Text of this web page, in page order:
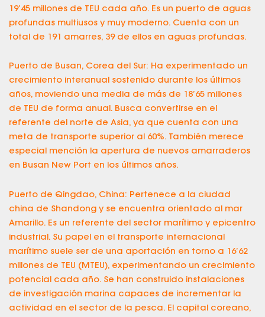
19’45 millones de TEU cada año. Es un puerto de aguas
profundas multiusos y muy moderno. Cuenta con un
total de 191 amarres, 39 de ellos en aguas profundas.
Puerto de Busan, Corea del Sur: Ha experimentado un
crecimiento interanual sostenido durante los últimos
años, moviendo una media de más de 18’65 millones
de TEU de forma anual. Busca convertirse en el
referente del norte de Asia, ya que cuenta con una
meta de transporte superior al 60%. También merece
especial mención la apertura de nuevos amarraderos
en Busan New Port en los últimos años.
Puerto de Qingdao, China: Pertenece a la ciudad
china de Shandong y se encuentra orientado al mar
Amarillo. Es un referente del sector marítimo y epicentro
industrial. Su papel en el transporte internacional
marítimo suele ser de una aportación en torno a 16’62
millones de TEU (MTEU), experimentando un crecimiento
potencial cada año. Se han construido instalaciones
de investigación marina capaces de incrementar la
actividad en el sector de la pesca. El capital coreano,